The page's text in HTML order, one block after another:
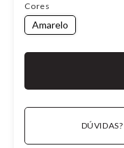
Cores
Amarelo